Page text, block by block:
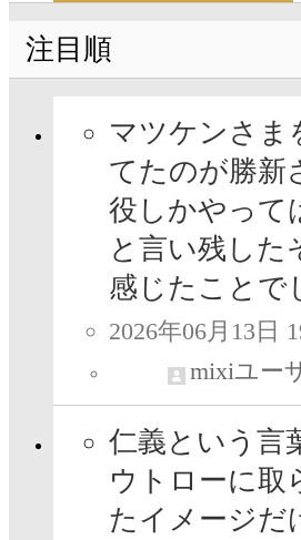
注目順
マツケンさま
てたのが勝新
役しかやって
と言い残した
感じたことで
2026年06月13日
mixiユー
仁義という言
ウトローに取
たイメージだ